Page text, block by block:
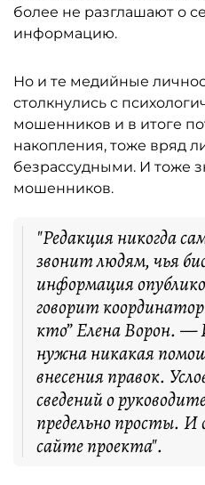
более не разглашают о
информацию.
Но и те медийные
столкнулись с
мошенников и в итоге
накопления, тоже вряд
безрассудными. И тоже
мошенников.
"Редакция никогда
звонит людям, чья
информация
говорит
кто” Елена Ворон. —
нужна никакая
внесения правок.
сведений о
предельно просты. И
сайте проекта".